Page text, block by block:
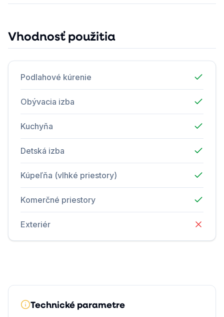
Vhodnosť použitia
Podlahové kúrenie
Obývacia izba
Kuchyňa
Detská izba
Kúpeľňa (vlhké priestory)
Komerčné priestory
Exteriér
Technické parametre